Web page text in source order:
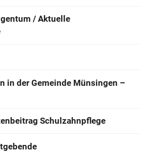
/ Aktuelle
in der Gemeinde Münsingen –
Schulzahnpflege